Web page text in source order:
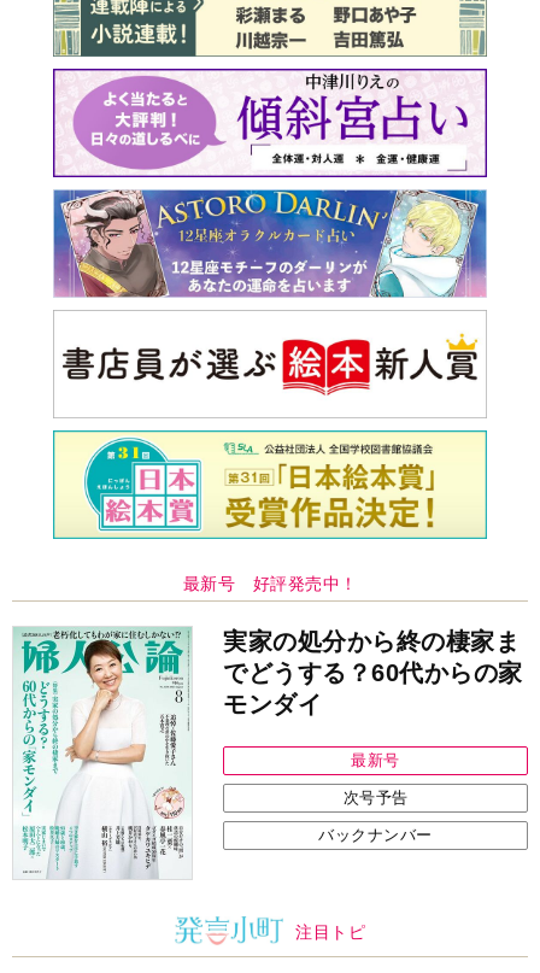
最新号 好評発売中！
実家の処分から終の棲家ま
でどうする？60代からの家
モンダイ
最新号
次号予告
バックナンバー
注目トピ